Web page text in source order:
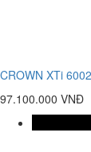
CROWN XTi 6002
97.100.000 VNĐ